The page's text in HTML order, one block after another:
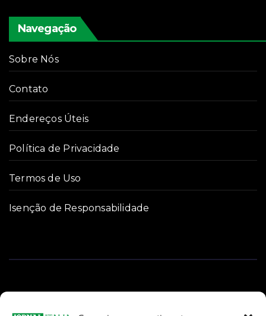
Navegação
Sobre Nós
Contato
Endereços Úteis
Política de Privacidade
Termos de Uso
Isenção de Responsabilidade